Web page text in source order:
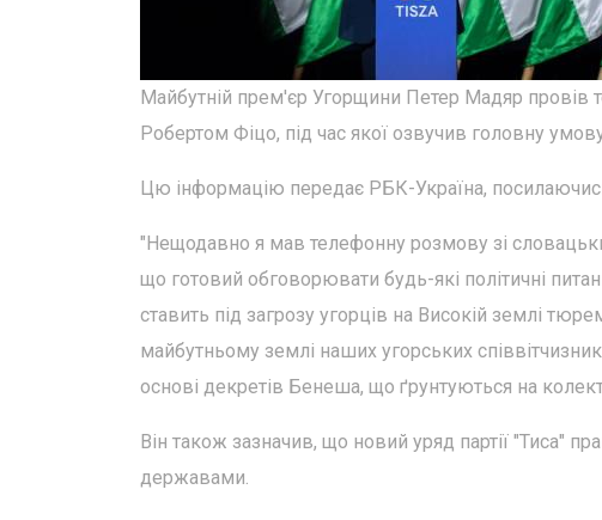
Майбутній прем'єр Угорщини Петер Мадяр провів
Робертом Фіцо, під час якої озвучив головну
Цю інформацію передає РБК-Україна,
"Нещодавно я мав телефонну розмову зі
що готовий обговорювати будь-які політичні
ставить під загрозу угорців на Високій землі
майбутньому землі наших угорських
основі декретів Бенеша, що ґрунтуються на
Він також зазначив, що новий уряд партії "Тиса"
державами.